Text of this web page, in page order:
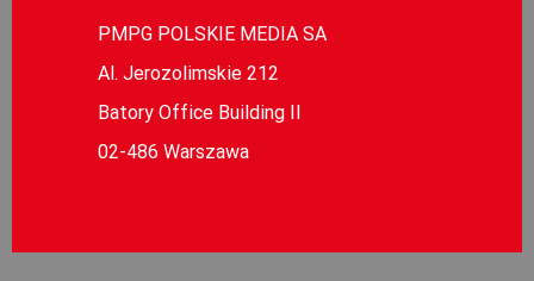
PMPG POLSKIE MEDIA SA
Al. Jerozolimskie 212
Batory Office Building II
02-486 Warszawa